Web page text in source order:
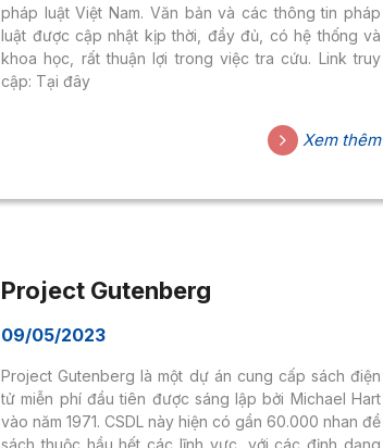
pháp luật Việt Nam. Văn bản và các thông tin pháp
luật được cập nhật kịp thời, đầy đủ, có hệ thống và
khoa học, rất thuận lợi trong việc tra cứu. Link truy
cập: Tại đây
Xem thêm
Project Gutenberg
09/05/2023
Project Gutenberg là một dự án cung cấp sách điện
tử miễn phí đầu tiên được sáng lập bởi Michael Hart
vào năm 1971. CSDL này hiện có gần 60.000 nhan đề
sách thuộc hầu hết các lĩnh vực, với các định dạng